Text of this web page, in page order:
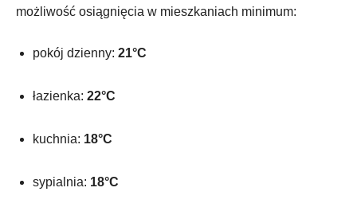
możliwość osiągnięcia w mieszkaniach minimum:
pokój dzienny: 21°C
łazienka: 22°C
kuchnia: 18°C
sypialnia: 18°C